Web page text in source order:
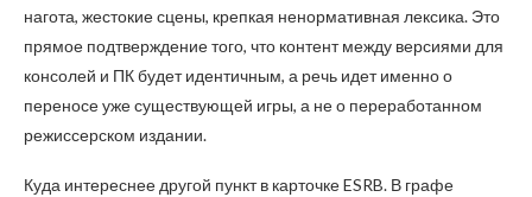
нагота, жестокие сцены, крепкая ненормативная лексика. Это
прямое подтверждение того, что контент между версиями для
консолей и ПК будет идентичным, а речь идет именно о
переносе уже существующей игры, а не о переработанном
режиссерском издании.
Куда интереснее другой пункт в карточке ESRB. В графе